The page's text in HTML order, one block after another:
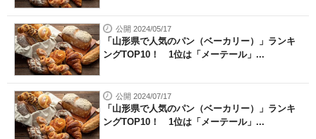
公開 2024/05/17
「山形県で人気のパン（ベーカリー）」ランキ
ングTOP10！ 1位は「メーテール」...
公開 2024/07/17
「山形県で人気のパン（ベーカリー）」ランキ
ングTOP10！ 1位は「メーテール」...